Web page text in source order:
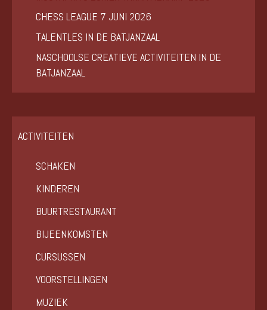
CHESS LEAGUE 7 JUNI 2026
TALENTLES IN DE BATJANZAAL
NASCHOOLSE CREATIEVE ACTIVITEITEN IN DE
BATJANZAAL
ACTIVITEITEN
SCHAKEN
KINDEREN
BUURTRESTAURANT
BIJEENKOMSTEN
CURSUSSEN
VOORSTELLINGEN
MUZIEK